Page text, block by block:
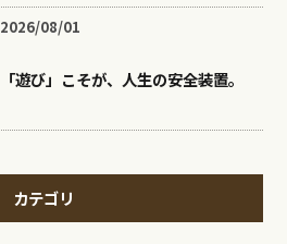
2026/08/01
「遊び」こそが、人生の安全装置。
カテゴリ